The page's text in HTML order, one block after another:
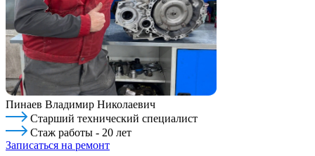
Пинаев Владимир Николаевич
Старший технический специалист
Стаж работы - 20 лет
Записаться на ремонт